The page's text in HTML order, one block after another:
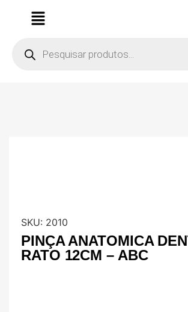
SKU: 2010
PINÇA ANATOMICA
RATO 12CM – ABC